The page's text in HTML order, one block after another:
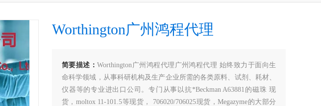
Worthington广州鸿程代理
简要描述：Worthington广州鸿程代理广州鸿程代理 始终致力于面向生
命科学领域，从事科研机构及生产企业所需的各类原料、试剂、耗材、
仪器等的专业进出口公司。专门从事以抗*Beckman A63881的磁珠 现
货，moltox 11-101.5等现货， 706020/706025现货，Megazyme的大部分